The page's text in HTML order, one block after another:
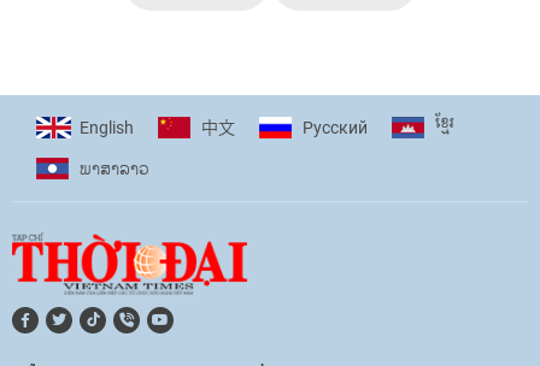
English 中文 Pусский ខ្មែរ
ພາ​ສາ​ລາວ